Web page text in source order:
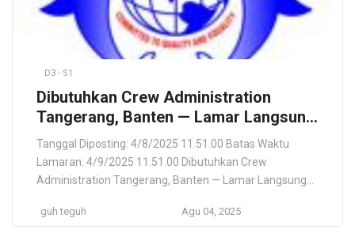
D3 - S1
Dibutuhkan Crew Administration
Tangerang, Banten — Lamar Langsung
PT Ratu Oceania Raya
Tanggal Diposting: 4/8/2025 11.51.00 Batas Waktu
Lamaran: 4/9/2025 11.51.00 Dibutuhkan Crew
Administration Tangerang, Banten — Lamar Langsung
Tangerang Selatan, Banten, ID Lokasi Pekerjaan
guh teguh Agu 04, 2025